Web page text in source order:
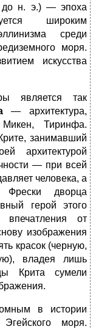
до н. э.) — эпоха
широким
среди
моря.
искусства
является так
— архитектура,
Тиринфа.
занимавший
архитектурой
— при всей
человека, а
Фрески дворца
герой этого
от
изображения
красок (черную,
владея лишь
Крита сумели
в истории
моря.